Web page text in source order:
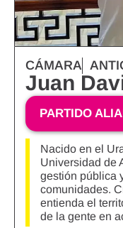
CÁMARA
Juan
PARTIDO
Nacido en el
Universidad de
gestión pública
comunidades.
entienda el
de la gente en